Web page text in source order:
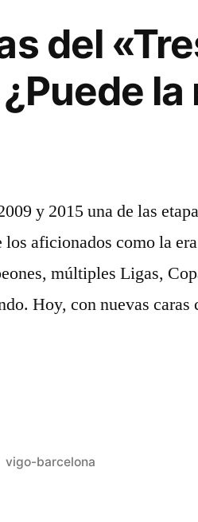
del
y 2015 una de las
aficionados como la
múltiples Ligas,
Hoy, con nuevas caras
Publicado
vigo-barcelona